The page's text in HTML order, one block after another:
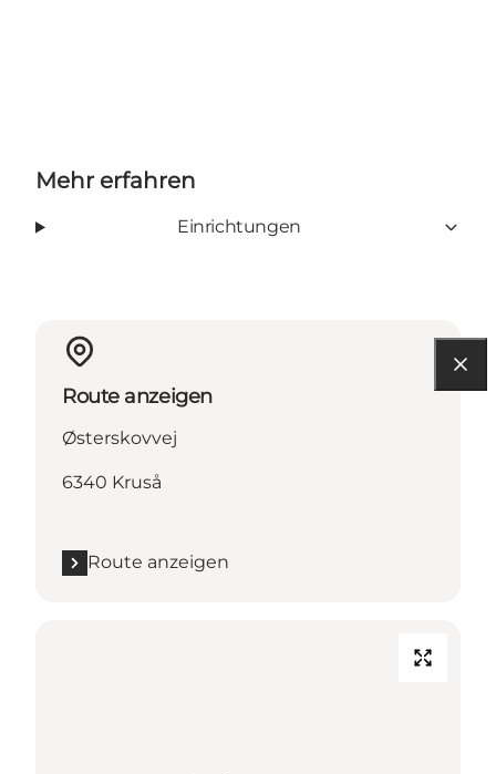
Mehr erfahren
Einrichtungen
Route anzeigen
Østerskovvej
6340 Kruså
Route anzeigen